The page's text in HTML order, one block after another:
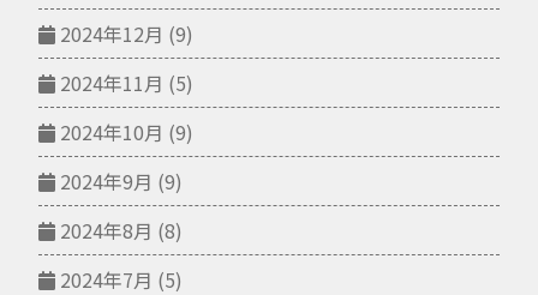
2024年12月 (9)
2024年11月 (5)
2024年10月 (9)
2024年9月 (9)
2024年8月 (8)
2024年7月 (5)